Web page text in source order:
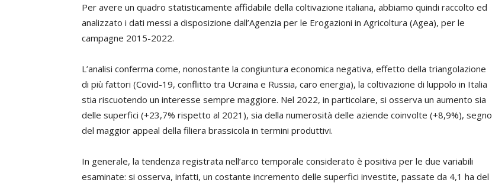
Per avere un quadro statisticamente affidabile della coltivazione italiana, abbiamo quindi raccolto ed
analizzato i dati messi a disposizione dall’Agenzia per le Erogazioni in Agricoltura (Agea), per le
campagne 2015-2022.
L’analisi conferma come, nonostante la congiuntura economica negativa, effetto della triangolazione
di più fattori (Covid-19, conflitto tra Ucraina e Russia, caro energia), la coltivazione di luppolo in Italia
stia riscuotendo un interesse sempre maggiore. Nel 2022, in particolare, si osserva un aumento sia
delle superfici (+23,7% rispetto al 2021), sia della numerosità delle aziende coinvolte (+8,9%), segno
del maggior appeal della filiera brassicola in termini produttivi.
In generale, la tendenza registrata nell’arco temporale considerato è positiva per le due variabili
esaminate: si osserva, infatti, un costante incremento delle superfici investite, passate da 4,1 ha del